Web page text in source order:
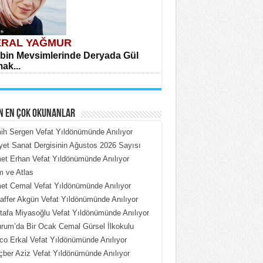
YAĞMUR
Mevsimlerinde Deryada Gül
ÇOBAN
Put Dışardaki Maskeler...
EN ÇOK OKUNANLAR
Sergen Vefat Yıldönümünde Anılıyor
Sanat Dergisinin Ağustos 2026 Sayısı
Erhan Vefat Yıldönümünde Anılıyor
ve Atlas
Cemal Vefat Yıldönümünde Anılıyor
Akgün Vefat Yıldönümünde Anılıyor
Miyasoğlu Vefat Yıldönümünde Anılıyor
Bir Ocak Cemal Gürsel İlkokulu
Erkal Vefat Yıldönümünde Anılıyor
Aziz Vefat Yıldönümünde Anılıyor